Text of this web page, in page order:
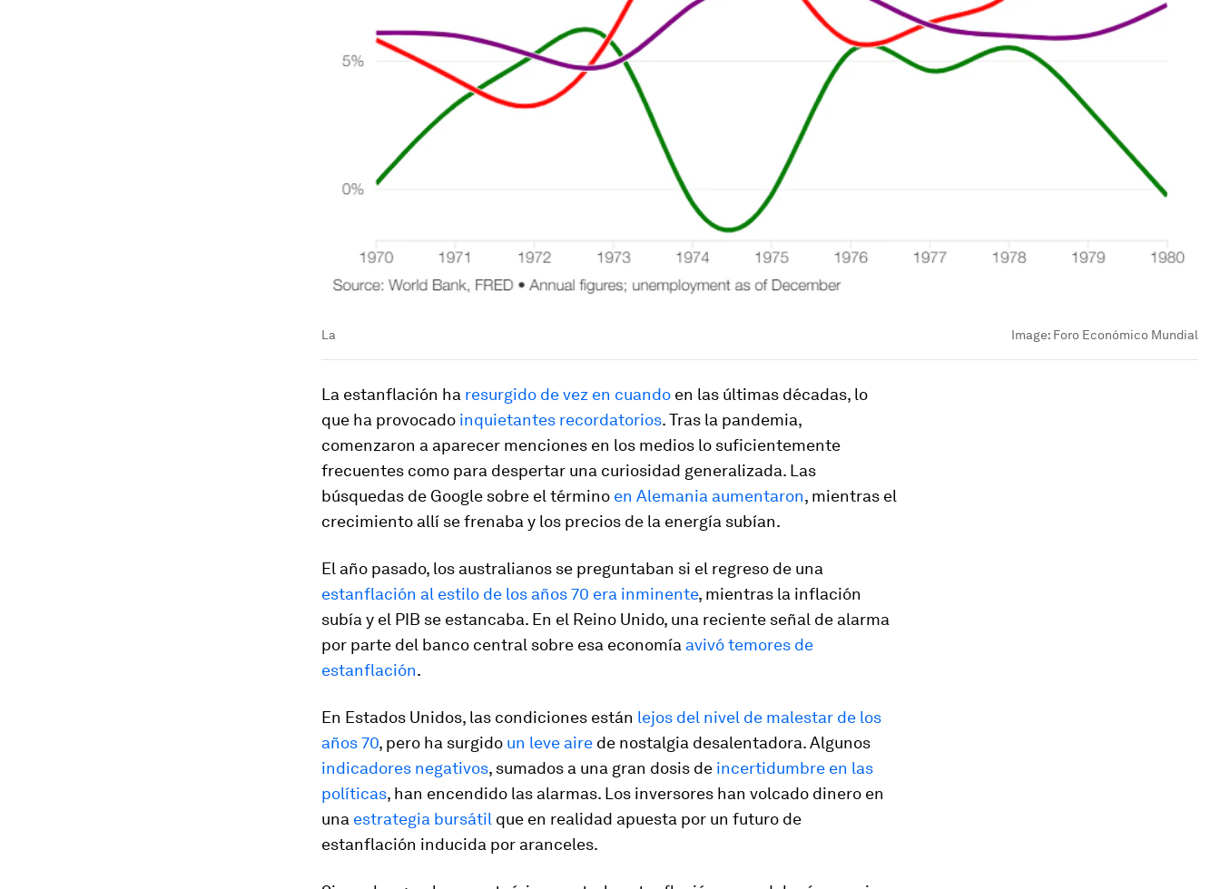
La Image: Foro Económico Mundial
La estanflación ha resurgido de vez en cuando en las últimas décadas, lo
que ha provocado inquietantes recordatorios. Tras la pandemia,
comenzaron a aparecer menciones en los medios lo suficientemente
frecuentes como para despertar una curiosidad generalizada. Las
búsquedas de Google sobre el término en Alemania aumentaron, mientras el
crecimiento allí se frenaba y los precios de la energía subían.
El año pasado, los australianos se preguntaban si el regreso de una
estanflación al estilo de los años 70 era inminente, mientras la inflación
subía y el PIB se estancaba. En el Reino Unido, una reciente señal de alarma
por parte del banco central sobre esa economía avivó temores de
estanflación.
En Estados Unidos, las condiciones están lejos del nivel de malestar de los
años 70, pero ha surgido un leve aire de nostalgia desalentadora. Algunos
indicadores negativos, sumados a una gran dosis de incertidumbre en las
políticas, han encendido las alarmas. Los inversores han volcado dinero en
una estrategia bursátil que en realidad apuesta por un futuro de
estanflación inducida por aranceles.